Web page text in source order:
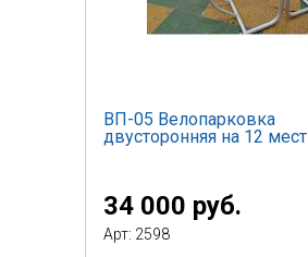
ВП-05 Велопарковка
двусторонняя на 12 мест
34 000 руб.
Арт: 2598